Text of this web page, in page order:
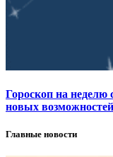
Гороскоп на неделю
новых возможностей
Главные новости